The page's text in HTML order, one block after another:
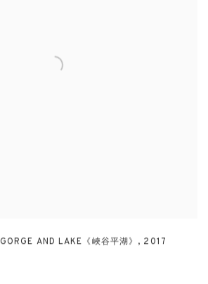
GORGE AND LAKE《峽谷平湖》 , 2017